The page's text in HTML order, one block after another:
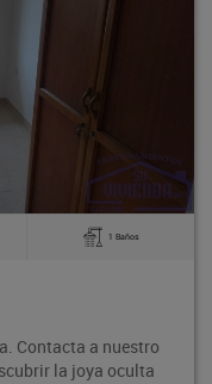
140 m 2
Bodega en tercer piso,
Rodeo entre la